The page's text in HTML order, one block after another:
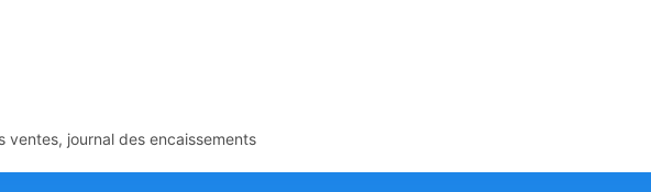
ventes, journal des encaissements